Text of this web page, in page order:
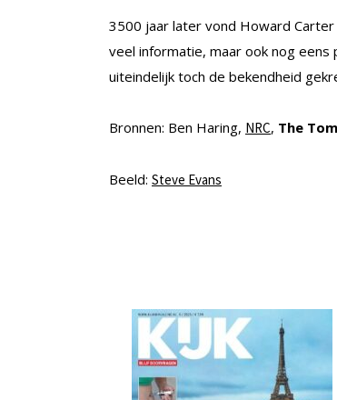
3500 jaar later vond Howard Carter
veel informatie, maar ook nog
uiteindelijk toch de bekendheid
Bronnen: Ben Haring, NRC, The
Beeld: Steve Evans